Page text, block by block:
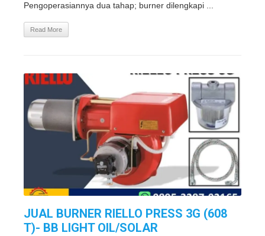
Pengoperasiannya dua tahap; burner dilengkapi ...
Read More
JUAL BURNER RIELLO PRESS 3G (608
T)- BB LIGHT OIL/SOLAR